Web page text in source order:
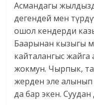
Асмандагы
дегендей мен
ошол кендерди
Баарынан кызыгы
кайталангыс
жокмун. Чырпык,
жерден эле алынып
да бар экен.